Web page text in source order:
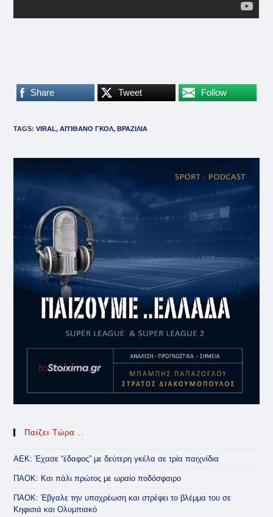
Share Tweet Follow
TAGS:VIRAL, ΑΠΊΘΑΝΟ ΓΚΟΛ, ΒΡΑΖΙΛΙΑ
Παίζει Τώρα ..
ΑΕΚ: Έχασε “έδαφος” με δεύτερη γκέλα σε τρία παιχνίδια
ΠΑΟΚ: Και πάλι πρώτος με ωραίο ποδόσφαιρο
ΠΑΟΚ: Έβγαλε την υποχρέωση και στρέφει το βλέμμα του σε
Κηφισιά και Ολυμπιακό